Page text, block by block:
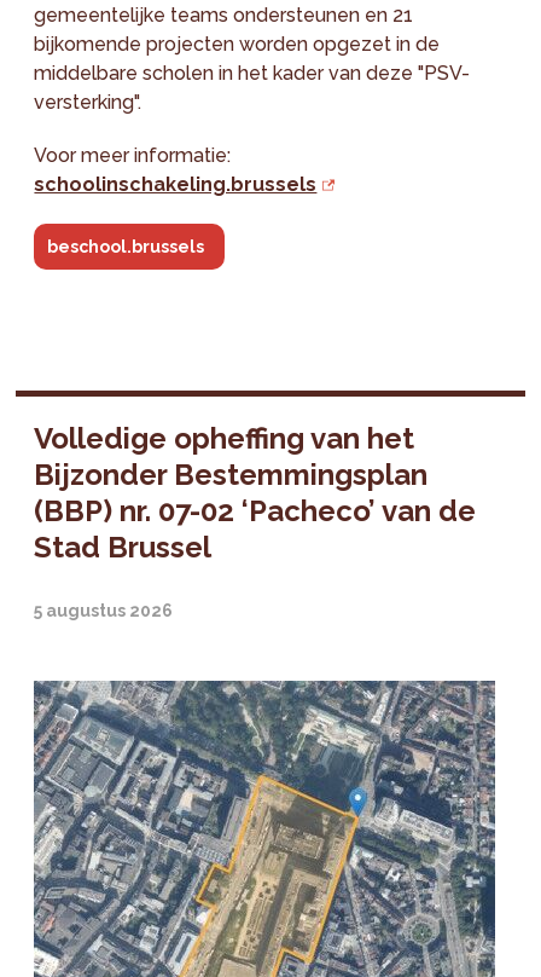
gemeentelijke teams ondersteunen en 21
bijkomende projecten worden opgezet in de
middelbare scholen in het kader van deze "PSV-
versterking".
Voor meer informatie:
schoolinschakeling.brussels
beschool.brussels
Volledige opheffing van het
Bijzonder Bestemmingsplan
(BBP) nr. 07-02 ‘Pacheco’ van de
Stad Brussel
5 augustus 2026